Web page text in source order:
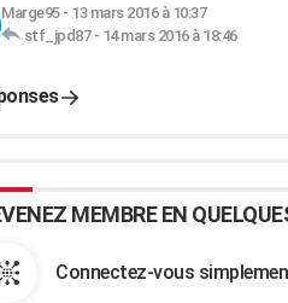
Marge95- 13 mars 2016 à 10:37
stf_jpd87- 14 mars 2016 à 18:46
MEMBRE EN
Connectez-vous